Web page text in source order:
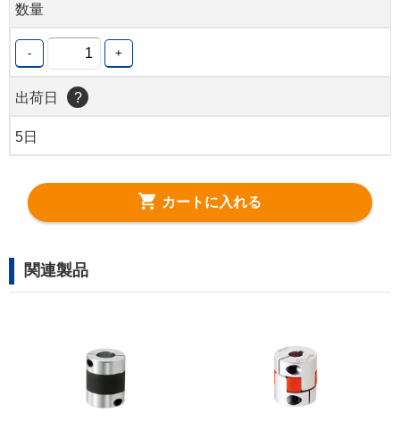
数量
- +
出荷日 ?
5日
カートに入れる
関連製品